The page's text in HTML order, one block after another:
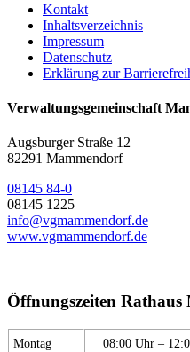
Kontakt
Inhaltsverzeichnis
Impressum
Datenschutz
Erklärung zur
Verwaltungsgemeinschaft
Augsburger Straße 12
82291 Mammendorf
08145 84-0
08145 1225
info@vgmammendorf.de
www.vgmammendorf.de
Öffnungszeiten
Montag 08:00 Uhr –